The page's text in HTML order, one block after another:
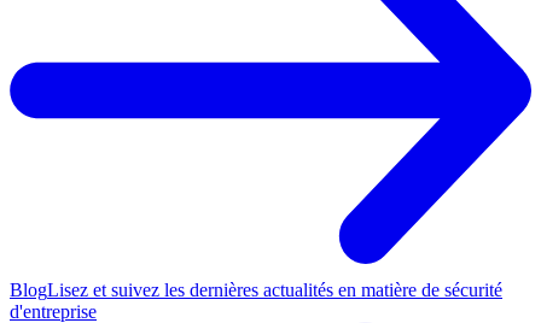
BlogLisez et suivez les dernières actualités en matière de sécurité
d'entreprise